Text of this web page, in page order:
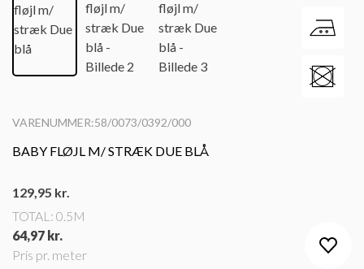
VARENUMMER:58/0073/0392/000
BABY FLØJL M/ STRÆK DUE BLÅ
Pris pr. meter
129,95 kr.
TOTAL: 0.5M
64,97 kr.